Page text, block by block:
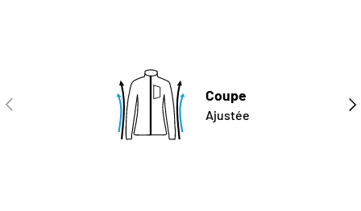
PRÉCÉDENT Coupe
Ajustée